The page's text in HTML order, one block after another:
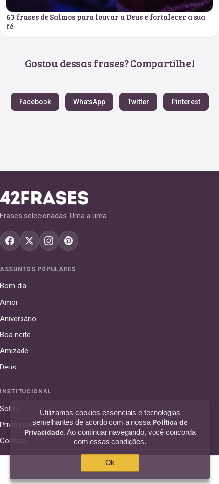
63 frases de Salmos para louvar a Deus e fortalecer a sua
fé
Gostou dessas frases? Compartilhe!
Facebook WhatsApp Twitter Pinterest
Frases selecionadas. Uma a uma.
ASSUNTOS POPULARES
Bom dia
Amor
Aniversário
Boa noite
Amizade
Deus
INSTITUCIONAL
Sobre
Privacidade
Contato
© 2016–2026 42 Frases · curadoria de frases por assuntos e autores
Utilizamos cookies essenciais e tecnologias
semelhantes de acordo com a nossa Política de
Privacidade. Ao continuar navegando, você concorda
com essas condições.
Ok